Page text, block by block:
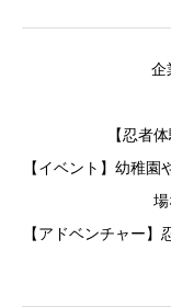
企
【忍者
【イベント】幼稚
【アドベンチャー